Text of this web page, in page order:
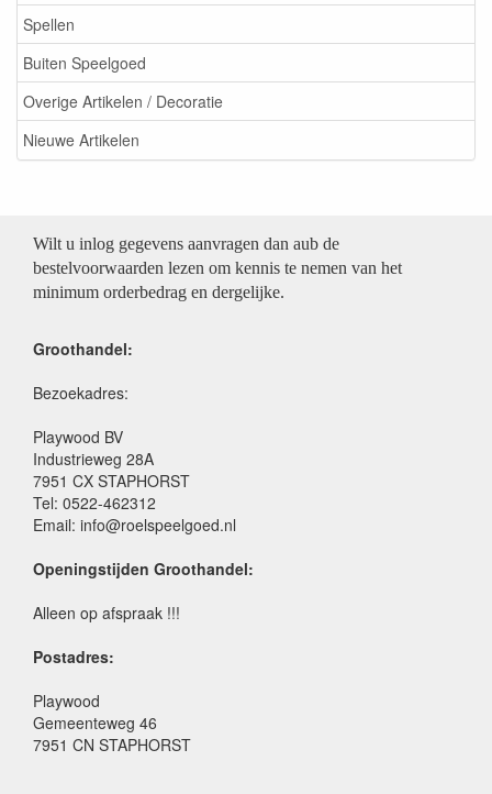
Spellen
Buiten Speelgoed
Overige Artikelen / Decoratie
Nieuwe Artikelen
Wilt u inlog gegevens aanvragen dan aub de
bestelvoorwaarden lezen om kennis te nemen van het
minimum orderbedrag en dergelijke.
Groothandel:
Bezoekadres:
Playwood BV
Industrieweg 28A
7951 CX STAPHORST
Tel: 0522-462312
Email: info@roelspeelgoed.nl
Openingstijden Groothandel:
Alleen op afspraak !!!
Postadres:
Playwood
Gemeenteweg 46
7951 CN STAPHORST